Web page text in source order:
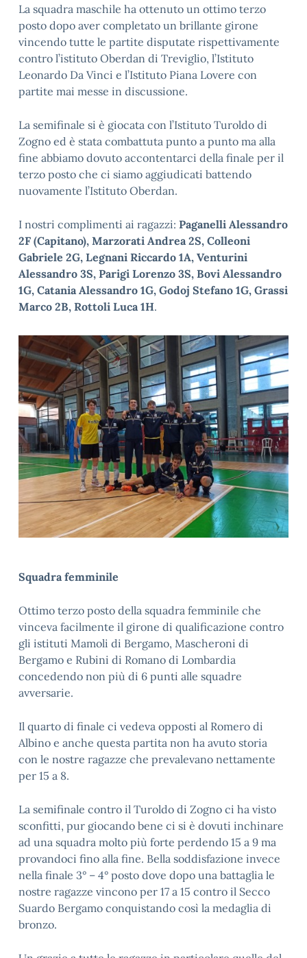
La squadra maschile ha ottenuto un ottimo terzo
posto dopo aver completato un brillante girone
vincendo tutte le partite disputate rispettivamente
contro l’istituto Oberdan di Treviglio, l’Istituto
Leonardo Da Vinci e l’Istituto Piana Lovere con
partite mai messe in discussione.
La semifinale si è giocata con l’Istituto Turoldo di
Zogno ed è stata combattuta punto a punto ma alla
fine abbiamo dovuto accontentarci della finale per il
terzo posto che ci siamo aggiudicati battendo
nuovamente l’Istituto Oberdan.
I nostri complimenti ai ragazzi: Paganelli Alessandro
2F (Capitano), Marzorati Andrea 2S, Colleoni
Gabriele 2G, Legnani Riccardo 1A, Venturini
Alessandro 3S, Parigi Lorenzo 3S, Bovi Alessandro
1G, Catania Alessandro 1G, Godoj Stefano 1G, Grassi
Marco 2B, Rottoli Luca 1H.
Squadra femminile
Ottimo terzo posto della squadra femminile che
vinceva facilmente il girone di qualificazione contro
gli istituti Mamoli di Bergamo, Mascheroni di
Bergamo e Rubini di Romano di Lombardia
concedendo non più di 6 punti alle squadre
avversarie.
Il quarto di finale ci vedeva opposti al Romero di
Albino e anche questa partita non ha avuto storia
con le nostre ragazze che prevalevano nettamente
per 15 a 8.
La semifinale contro il Turoldo di Zogno ci ha visto
sconfitti, pur giocando bene ci si è dovuti inchinare
ad una squadra molto più forte perdendo 15 a 9 ma
provandoci fino alla fine. Bella soddisfazione invece
nella finale 3° – 4° posto dove dopo una battaglia le
nostre ragazze vincono per 17 a 15 contro il Secco
Suardo Bergamo conquistando così la medaglia di
bronzo.